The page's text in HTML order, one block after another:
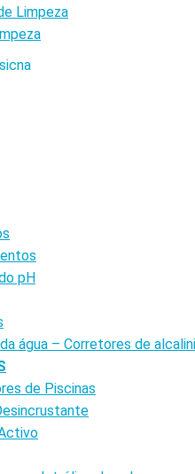
Limpeza
pH
água – Corretores de
de Piscinas